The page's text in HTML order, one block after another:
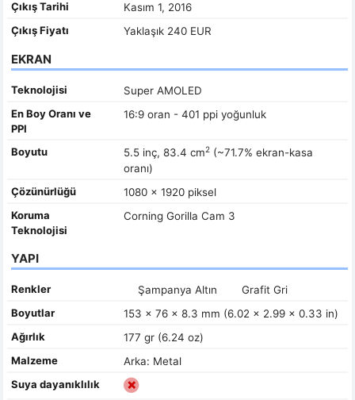
Çıkış Tarihi
Kasım 1, 2016
Çıkış Fiyatı
Yaklaşık 240 EUR
EKRAN
Teknolojisi
Super AMOLED
En Boy Oranı ve
PPI
16:9 oran - 401 ppi yoğunluk
Boyutu 5.5 inç, 83.4 cm2(~71.7% ekran-kasa
oranı)
Çözünürlüğü
1080 x 1920 piksel
Koruma
Teknolojisi
Corning Gorilla Cam 3
YAPI
Renkler Şampanya Altın
Grafit Gri
Boyutlar
153 x 76 x 8.3 mm (6.02 x 2.99 x 0.33 in)
Ağırlık
177 gr (6.24 oz)
Malzeme
Arka: Metal
Suya dayanıklılık